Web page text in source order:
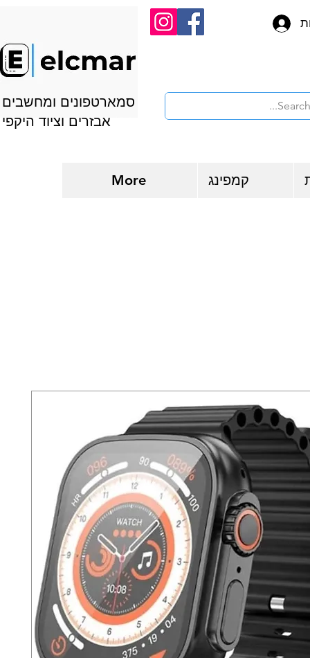
סמארטפונים ומחשבים
אבזרים וציוד היקפי
קמפינג More